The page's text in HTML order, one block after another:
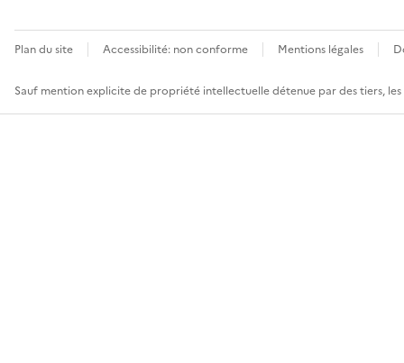
Plan du site Accessibilité: non conforme Mentions légales
Sauf mention explicite de propriété intellectuelle détenue par des tiers,